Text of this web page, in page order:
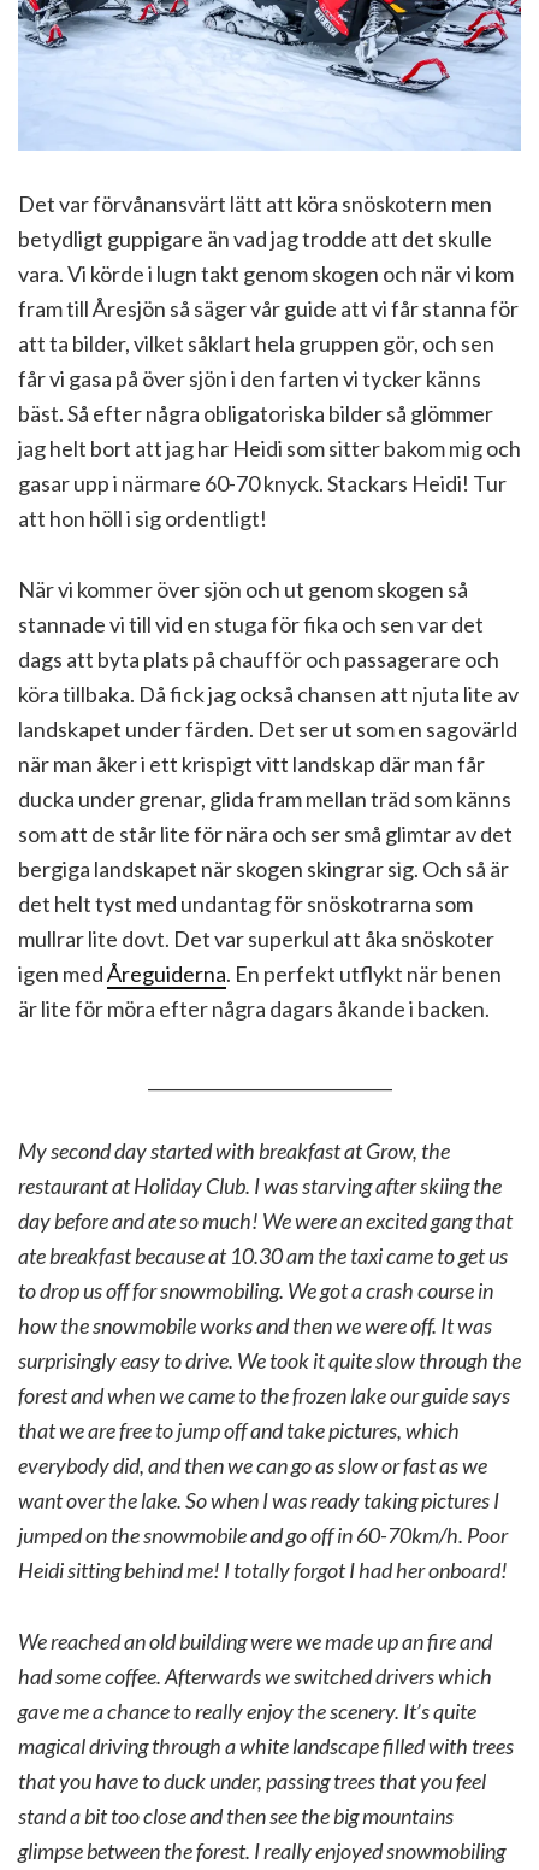
Det var förvånansvärt lätt att köra snöskotern men
betydligt guppigare än vad jag trodde att det skulle
vara. Vi körde i lugn takt genom skogen och när vi kom
fram till Åresjön så säger vår guide att vi får stanna för
att ta bilder, vilket såklart hela gruppen gör, och sen
får vi gasa på över sjön i den farten vi tycker känns
bäst. Så efter några obligatoriska bilder så glömmer
jag helt bort att jag har Heidi som sitter bakom mig och
gasar upp i närmare 60-70 knyck. Stackars Heidi! Tur
att hon höll i sig ordentligt!
När vi kommer över sjön och ut genom skogen så
stannade vi till vid en stuga för fika och sen var det
dags att byta plats på chaufför och passagerare och
köra tillbaka. Då fick jag också chansen att njuta lite av
landskapet under färden. Det ser ut som en sagovärld
när man åker i ett krispigt vitt landskap där man får
ducka under grenar, glida fram mellan träd som känns
som att de står lite för nära och ser små glimtar av det
bergiga landskapet när skogen skingrar sig. Och så är
det helt tyst med undantag för snöskotrarna som
mullrar lite dovt. Det var superkul att åka snöskoter
igen medÅreguiderna. En perfekt utflykt när benen
är lite för möra efter några dagars åkande i backen.
My second day started with breakfast at Grow, the
restaurant at Holiday Club. I was starving after skiing the
day before and ate so much! We were an excited gang that
ate breakfast because at 10.30 am the taxi came to get us
to drop us off for snowmobiling. We got a crash course in
how the snowmobile works and then we were off. It was
surprisingly easy to drive. We took it quite slow through the
forest and when we came to the frozen lake our guide says
that we are free to jump off and take pictures, which
everybody did, and then we can go as slow or fast as we
want over the lake. So when I was ready taking pictures I
jumped on the snowmobile and go off in 60-70km/h. Poor
Heidi sitting behind me! I totally forgot I had her onboard!
We reached an old building were we made up an fire and
had some coffee. Afterwards we switched drivers which
gave me a chance to really enjoy the scenery. It’s quite
magical driving through a white landscape filled with trees
that you have to duck under, passing trees that you feel
stand a bit too close and then see the big mountains
glimpse between the forest. I really enjoyed snowmobiling